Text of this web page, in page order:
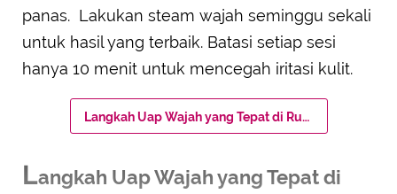
panas. Lakukan steam wajah seminggu sekali
untuk hasil yang terbaik. Batasi setiap sesi
hanya 10 menit untuk mencegah iritasi kulit.
Langkah Uap Wajah yang Tepat di Rumah
Langkah Uap Wajah yang Tepat di